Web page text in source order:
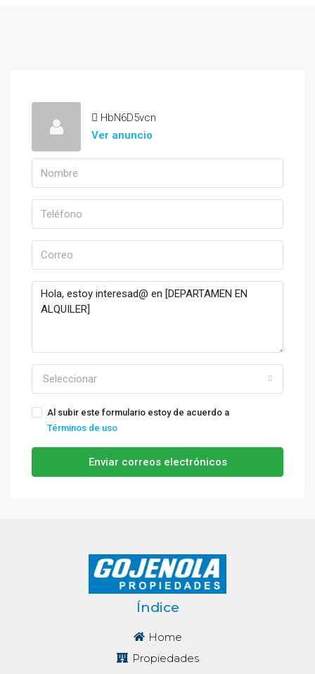
HbN6D5vcn
Ver anuncio
Seleccionar
Al subir este formulario estoy de acuerdo a
Términos de uso
Enviar correos electrónicos
Índice
Home
Propiedades